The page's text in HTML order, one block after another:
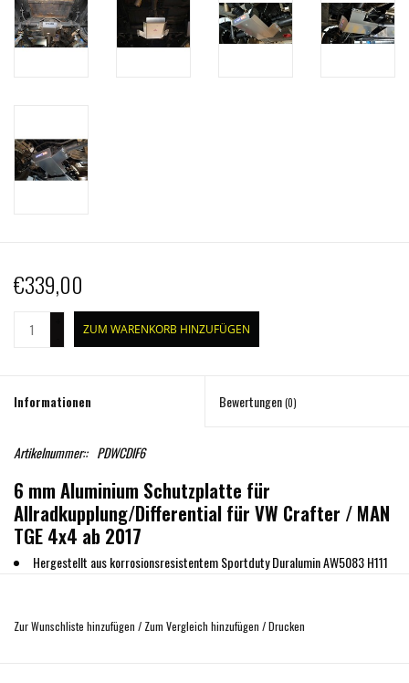
€339,00
ZUM WARENKORB HINZUFÜGEN
Informationen Bewertungen(0)
Artikelnummer:: PDWCDIF6
6 mm Aluminium Schutzplatte für
Allradkupplung/Differential für VW Crafter / MAN
TGE 4x4 ab 2017
Hergestellt aus korrosionsresistentem Sportduty Duralumin AW5083 H111
Inklusive aller Einbauteile
Zur Wunschliste hinzufügen / Zum Vergleich hinzufügen /Drucken